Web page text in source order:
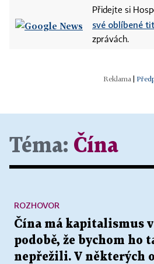
Přidejte si
své oblíbené
zprávách.
Téma: Čína
Čína má kapitalismus
podobě, že bychom ho
nepřežili. V některých
ROZHOVOR